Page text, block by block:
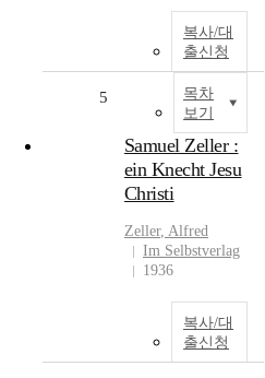
복사/대
출신청
목차
보기
5
Samuel Zeller :
ein Knecht Jesu
Christi
Zeller, Alfred
Im Selbstverlag
1936
복사/대
출신청